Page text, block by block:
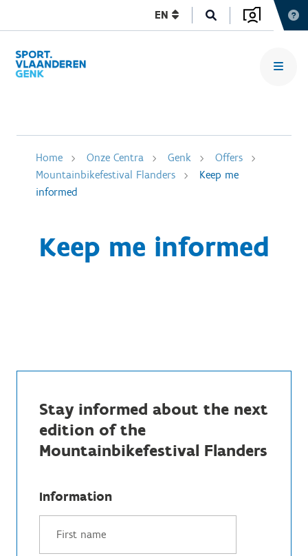
EN
Home Onze Centra Genk
Offers
Mountainbikefestival Flanders
Keep me
informed
Keep me informed
Stay informed about the next
edition of the
Mountainbikefestival Flanders
Information